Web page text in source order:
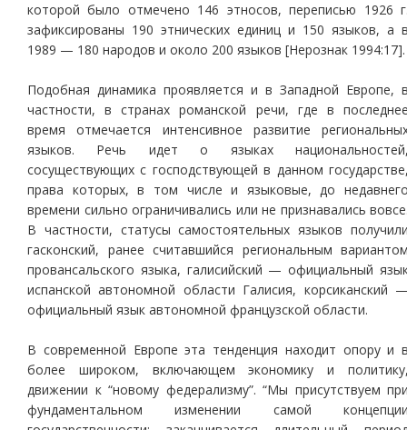
которой было отмечено 146 этносов, переписью 1926
зафиксированы 190 этнических единиц и 150 языков, а
1989 — 180 народов и около 200 языков [Нерознак 1994:17].
Подобная динамика проявляется и в Западной Европе,
частности, в странах романской речи, где в
время отмечается интенсивное развитие
языков. Речь идет о языках
сосуществующих с господствующей в данном
права которых, в том числе и языковые, до
времени сильно ограничивались или не признавались
В частности, статусы самостоятельных языков
гасконский, ранее считавшийся региональным
провансальского языка, галисийский — официальный
испанской автономной области Галисия, корсиканский
официальный язык автономной французской области.
В современной Европе эта тенденция находит опору и
более широком, включающем экономику и
движении к “новому федерализму”. “Мы присутствуем
фундаментальном изменении самой